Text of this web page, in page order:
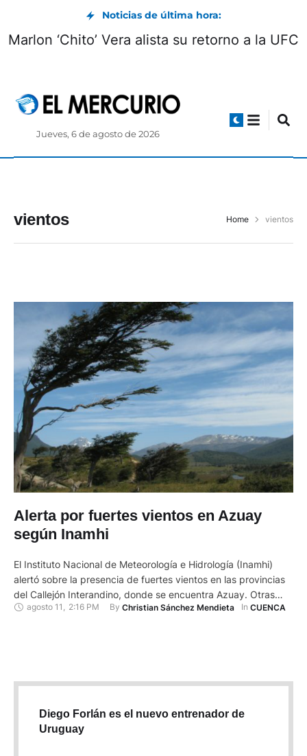
Noticias de última hora:
Marlon ‘Chito’ Vera alista su retorno a la UFC
Jueves, 6 de agosto de 2026
vientos Home vientos
Alerta por fuertes vientos en Azuay
según Inamhi
El Instituto Nacional de Meteorología e Hidrología (Inamhi)
alertó sobre la presencia de fuertes vientos en las provincias
del Callejón Interandino, donde se encuentra Azuay. Otras
provincias afectadas serán Loja, Cañar, Chimborazo,
agosto 11 , 2:16 PM By Christian Sánchez Mendieta In CUENCA
Diego Forlán es el nuevo entrenador de
Uruguay